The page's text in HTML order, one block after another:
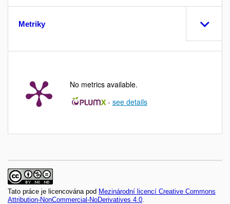
Metriky
No metrics available.
- see details
Tato práce je licencována pod Mezinárodní licencí Creative Commons
Attribution-NonCommercial-NoDerivatives 4.0